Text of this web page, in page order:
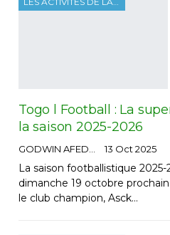
Togo l Football : La
la saison 2025-2026
13 Oct 2025
La saison footballistique
dimanche 19 octobre
le club champion, Asck…